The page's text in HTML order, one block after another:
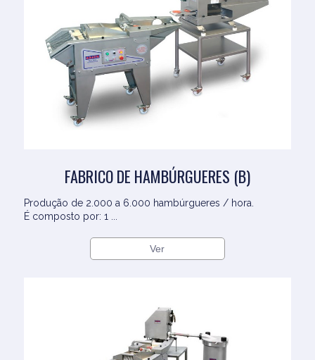
FABRICO DE HAMBÚRGUERES (B)
Produção de 2.000 a 6.000 hambúrgueres / hora.
É composto por: 1 ...
Ver